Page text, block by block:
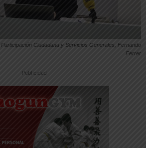
Ciudadana y Servicios Generales, Fernando
Ferrer
-- Publicidad --